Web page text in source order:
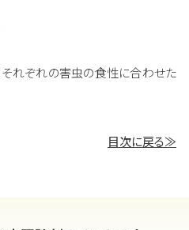
それぞれの害虫の食性に合わせた
目次に戻る≫